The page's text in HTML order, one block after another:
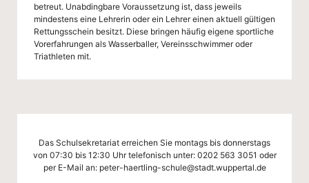
betreut. Unabdingbare Voraussetzung ist, dass jeweils
mindestens eine Lehrerin oder ein Lehrer einen aktuell gültigen
Rettungsschein besitzt. Diese bringen häufig eigene sportliche
Vorerfahrungen als Wasserballer, Vereinsschwimmer oder
Triathleten mit.
Das Schulsekretariat erreichen Sie montags bis donnerstags
von 07:30 bis 12:30 Uhr telefonisch unter: 0202 563 3051 oder
per E-Mail an: peter-haertling-schule@stadt.wuppertal.de